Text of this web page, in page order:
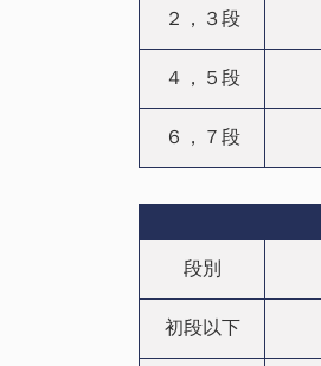
２，３段
４，５段
６，７段
段別
初段以下